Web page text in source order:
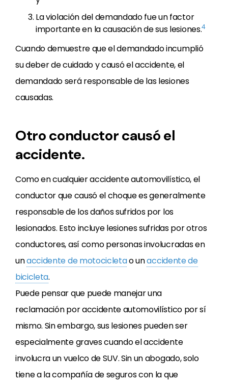
La violación del demandado fue un factor
importante en la causación de sus lesiones.4
Cuando demuestre que el demandado incumplió
su deber de cuidado y causó el accidente, el
demandado será responsable de las lesiones
causadas.
Otro conductor causó el
accidente.
Como en cualquier accidente automovilístico, el
conductor que causó el choque es generalmente
responsable de los daños sufridos por los
lesionados. Esto incluye lesiones sufridas por otros
conductores, así como personas involucradas en
unaccidente de motocicletao unaccidente de
bicicleta.
Puede pensar que puede manejar una
reclamación por accidente automovilístico por sí
mismo. Sin embargo, sus lesiones pueden ser
especialmente graves cuando el accidente
involucra un vuelco de SUV. Sin un abogado, solo
tiene a la compañía de seguros con la que